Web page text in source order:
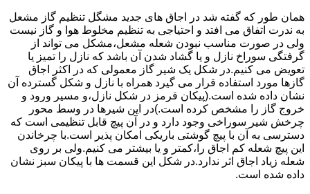
همان طور که گفته شد در اجاق های جدید مشگل تنظیم گاز مشعل
به ندرت اتفاق می افتد و احتیاجی به تنظیم مخلوط هوا و گاز نیست
ولی در صورت مناسب نبودن شعله مشعل،مشکل می تواند از
گرفتگی سوراخ نازل و یا گشاد شدن آن باشد که نازل را تمیز یا
تعویض می کنیم.در شکل یک شیر گاز معمولی که در اکثر اجاق
گازها مورد استفاده قرار می گیرد همراه با نازل و شکل گسترده آن
نشان داده شده است.(پیکان قرمز در شکل نازل،و مسیر ورود و
خروج گاز را مشخص کرده است.)در این شیرها در وسط محور
چرخش شیر سوراخی وجود دارد و در آن پیچ قابل تنظیمی است که
دسترسی به آن با پیچ گوشتی باریکی امکان پذیر است.با چرخاندن
این پیچ شعله کم اجاق را،کمتر و یا بیشتر می کنیم.ولی بر روی
شعله زیاد اجاق اثر ندارد.در شکل این قسمت ها با پیکان سبز نشان
داده شده است.